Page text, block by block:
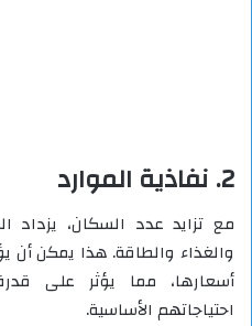
2. نفاذية الموارد
مع تزايد عدد السكان، يزداد
والغذاء والطاقة. هذا يمكن أن
أسعارها، مما يؤثر على
احتياجاتهم الأساسية.